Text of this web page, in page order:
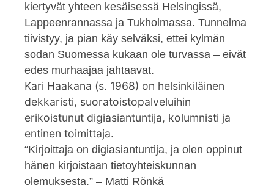
kiertyvät yhteen kesäisessä Helsingissä,
Lappeenrannassa ja Tukholmassa. Tunnelma
tiivistyy, ja pian käy selväksi, ettei kylmän
sodan Suomessa kukaan ole turvassa – eivät
edes murhaajaa jahtaavat.
Kari Haakana (s. 1968) on helsinkiläinen
dekkaristi, suoratoistopalveluihin
erikoistunut digiasiantuntija, kolumnisti ja
entinen toimittaja.
“Kirjoittaja on digiasiantuntija, ja olen oppinut
hänen kirjoistaan tietoyhteiskunnan
olemuksesta.” – Matti Rönkä